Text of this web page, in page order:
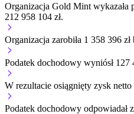
Organizacja Gold Mint wykazała
212 958 104 zł.
Organizacja zarobiła 1 358 396
Podatek dochodowy wyniósł 127
W rezultacie osiągnięty zysk netto
Podatek dochodowy odpowiadał